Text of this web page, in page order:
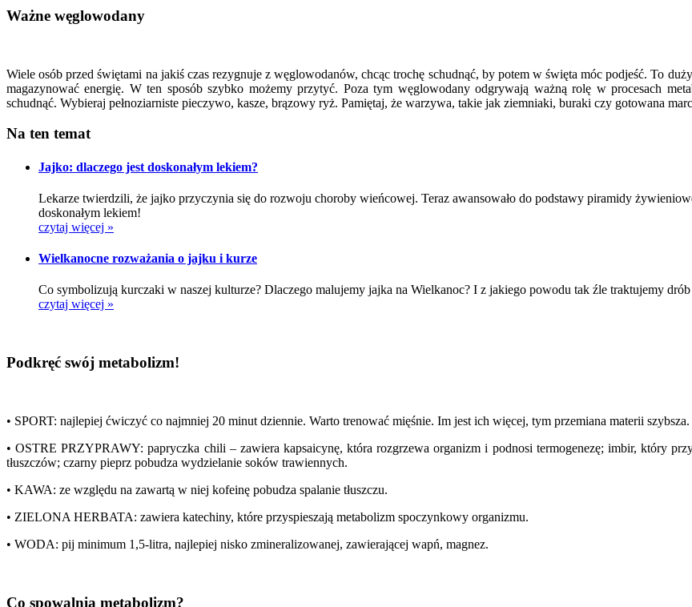
Ważne węglowodany
Wiele osób przed świętami na jakiś czas rezygnuje z węglowodanów, chcąc trochę schudnąć, by potem w święta móc podjeść. To
magazynować energię. W ten sposób szybko możemy przytyć. Poza tym węglowodany odgrywają ważną rolę w procesach
schudnąć. Wybieraj pełnoziarniste pieczywo, kasze, brązowy ryż. Pamiętaj, że warzywa, takie jak ziemniaki, buraki czy gotowana
Na ten temat
Jajko: dlaczego jest doskonałym lekiem?
Lekarze twierdzili, że jajko przyczynia się do rozwoju choroby wieńcowej. Teraz awansowało do podstawy piramidy
doskonałym lekiem!
czytaj więcej »
Wielkanocne rozważania o jajku i kurze
Co symbolizują kurczaki w naszej kulturze? Dlaczego malujemy jajka na Wielkanoc? I z jakiego powodu tak źle traktujemy drób
czytaj więcej »
Podkręć swój metabolizm!
• SPORT: najlepiej ćwiczyć co najmniej 20 minut dziennie. Warto trenować mięśnie. Im jest ich więcej, tym przemiana materii szybsza.
• OSTRE PRZYPRAWY: papryczka chili – zawiera kapsaicynę, która rozgrzewa organizm i podnosi termogenezę; imbir, który
tłuszczów; czarny pieprz pobudza wydzielanie soków trawiennych.
• KAWA: ze względu na zawartą w niej kofeinę pobudza spalanie tłuszczu.
• ZIELONA HERBATA: zawiera katechiny, które przyspieszają metabolizm spoczynkowy organizmu.
• WODA: pij minimum 1,5-litra, najlepiej nisko zmineralizowanej, zawierającej wapń, magnez.
Co spowalnia metabolizm?